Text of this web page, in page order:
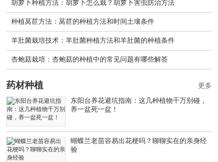
胡萝卜种植方法：胡萝卜怎么栽？胡萝卜害虫防治方法
种植莴苣方法：莴苣的种植方法和时间土壤条件
羊肚菌栽培技术：羊肚菌种植方法和羊肚菌的种植条件
杏鲍菇栽培：杏鲍菇的种植中的常见问题有哪些解答
药材种植
东阳台养花避坑指南：这几种植物千万别碰，
养一盆死一盆！
蝴蝶兰老苗容易出花梗吗？聊聊实在的亲身经
验
更多